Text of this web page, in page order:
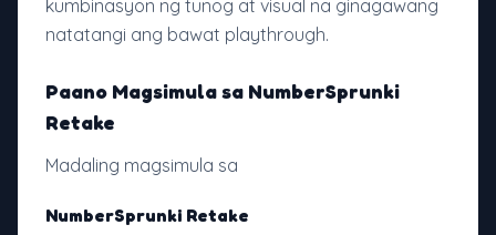
kumbinasyon ng tunog at visual na ginagawang
natatangi ang bawat playthrough.
Paano Magsimula sa NumberSprunki
Retake
Madaling magsimula sa
NumberSprunki Retake